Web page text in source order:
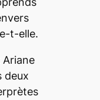
t-elle.
deux